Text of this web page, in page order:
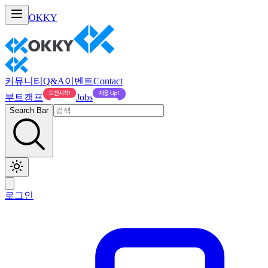
OKKY
커뮤니티 Q&A이벤트Contact
부트캠프
Jobs
Search Bar
로그인